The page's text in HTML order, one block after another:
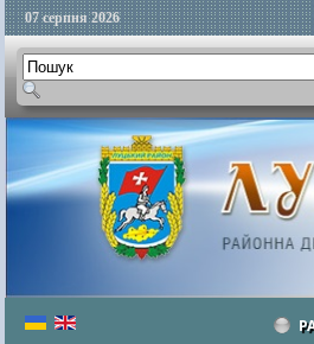
07 серпня 2026